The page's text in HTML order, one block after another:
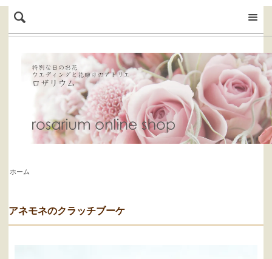
ホーム
アネモネのクラッチブーケ